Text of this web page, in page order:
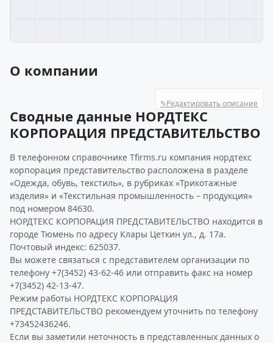
О компании
✎Редактировать описание
Сводные данные НОРДТЕКС
КОРПОРАЦИЯ ПРЕДСТАВИТЕЛЬСТВО
В телефонном справочнике Tfirms.ru компания нордтекс
корпорация представительство расположена в разделе
«Одежда, обувь, текстиль», в рубриках «Трикотажные
изделия» и «Текстильная промышленность – продукция»
под номером 84630.
НОРДТЕКС КОРПОРАЦИЯ ПРЕДСТАВИТЕЛЬСТВО находится в
городе Тюмень по адресу Клары Цеткин ул., д. 17а.
Почтовый индекс: 625037.
Вы можете связаться с представителем организации по
телефону +7(3452) 43-62-46 или отправить факс на номер
+7(3452) 42-13-47.
Режим работы НОРДТЕКС КОРПОРАЦИЯ
ПРЕДСТАВИТЕЛЬСТВО рекомендуем уточнить по телефону
+73452436246.
Если вы заметили неточность в представленных данных о